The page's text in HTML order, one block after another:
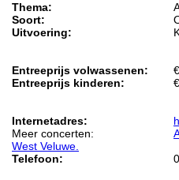
Thema:
Soort:
Uitvoering:
Entreeprijs volwassenen:
Entreeprijs kinderen:
Internetadres:
Meer concerten:
West Veluwe.
Telefoon: